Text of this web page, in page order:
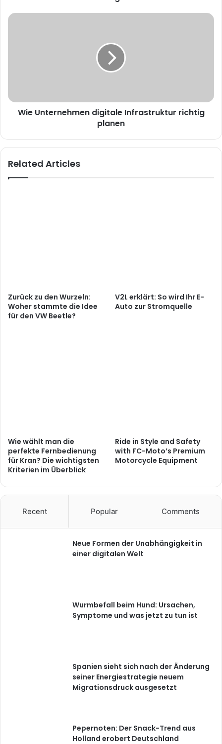
Wie Unternehmen digitale Infrastruktur richtig
planen
Related Articles
Zurück zu den Wurzeln:
Woher stammte die Idee
für den VW Beetle?
V2L erklärt: So wird Ihr E-
Auto zur Stromquelle
Wie wählt man die
perfekte Fernbedienung
für Kran? Die wichtigsten
Kriterien im Überblick
Ride in Style and Safety
with FC-Moto’s Premium
Motorcycle Equipment
Recent Popular Comments
Neue Formen der Unabhängigkeit in
einer digitalen Welt
Wurmbefall beim Hund: Ursachen,
Symptome und was jetzt zu tun ist
Spanien sieht sich nach der Änderung
seiner Energiestrategie neuem
Migrationsdruck ausgesetzt
Pepernoten: Der Snack-Trend aus
Holland erobert Deutschland